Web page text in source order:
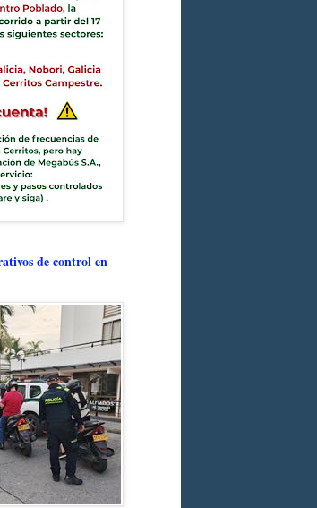
de control en